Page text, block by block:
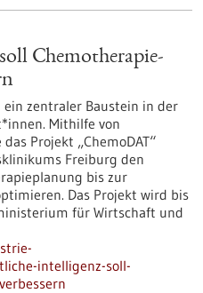
Chemotherapie-
zentraler Baustein in der
Mithilfe von
Projekt „ChemoDAT“
Freiburg den
bis zur
Das Projekt wird bis
für Wirtschaft und
intelligenz-soll-